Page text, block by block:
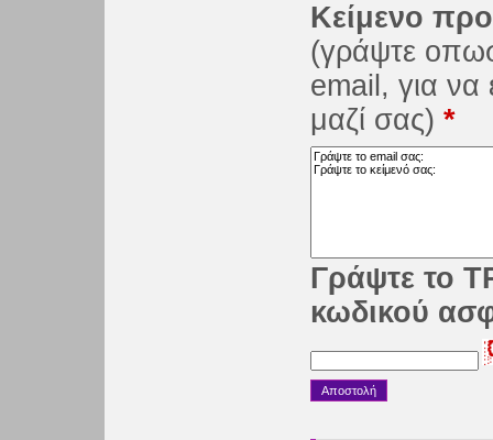
Κείμενο
(γράψτε
email, για να
μαζί σας) *
Γράψτε το
κωδικού